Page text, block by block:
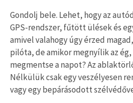
Gondolj bele. Lehet, hogy az
GPS-rendszer, fűtött ülések és
amivel valahogy úgy érzed
pilóta, de amikor megnyílik az
megmentse a napot? Az
Nélkülük csak egy veszélyesen
vagy egy bepárásodott